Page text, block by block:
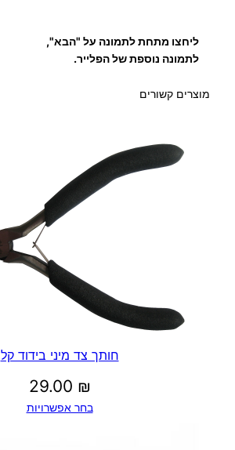
ליחצו מתחת לתמונה על "הבא",
לתמונה נוספת של הפלייר.
מוצרים קשורים
חותך צד מיני בידוד קל
29.00 ₪
בחר אפשרויות